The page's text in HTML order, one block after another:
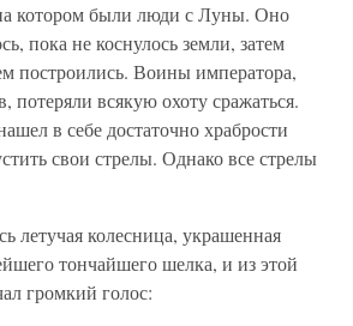
котором были люди с Луны. Оно
пока не коснулось земли, затем
построились. Воины императора,
потеряли всякую охоту сражаться.
в себе достаточно храбрости
свои стрелы. Однако все стрелы
летучая колесница, украшенная
тончайшего шелка, и из этой
громкий голос: